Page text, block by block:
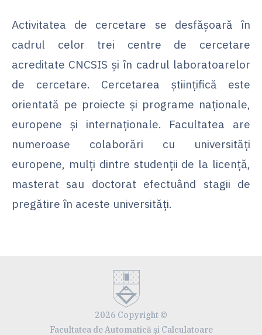
Activitatea de cercetare se desfășoară în
cadrul celor trei centre de cercetare
acreditate CNCSIS și în cadrul laboratoarelor
de cercetare. Cercetarea științifică este
orientată pe proiecte și programe naționale,
europene și internaționale. Facultatea are
numeroase colaborări cu universități
europene, mulți dintre studenții de la licență,
masterat sau doctorat efectuând stagii de
pregătire în aceste universități.
2026 Copyright ©
Facultatea de Automatică și Calculatoare